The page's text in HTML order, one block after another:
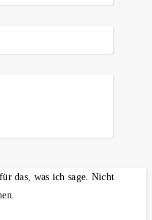
das, was ich sage. Nicht